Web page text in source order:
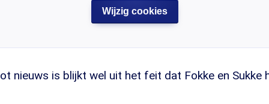
Wijzig cookies
nieuws is blijkt wel uit het feit dat Fokke en Sukke